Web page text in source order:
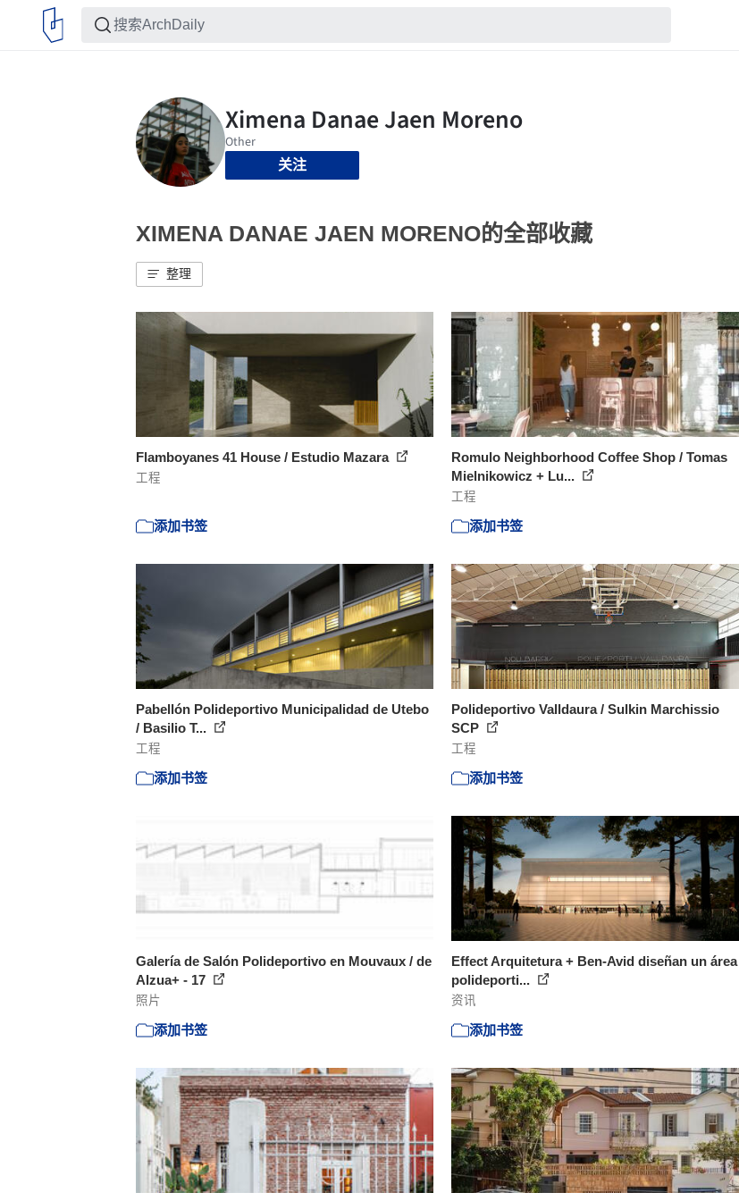
关注
XIMENA DANAE JAEN MORENO的全部收藏
整理
Flamboyanes 41 House / Estudio Mazara
工程
添加书签
Romulo Neighborhood Coffee Shop / Tomas
Mielnikowicz + Lu...
工程
添加书签
Pabellón Polideportivo Municipalidad de Utebo
/ Basilio T...
工程
添加书签
Polideportivo Valldaura / Sulkin Marchissio
SCP
工程
添加书签
Galería de Salón Polideportivo en Mouvaux / de
Alzua+ - 17
照片
添加书签
Effect Arquitetura + Ben-Avid diseñan un área
polideporti...
资讯
添加书签